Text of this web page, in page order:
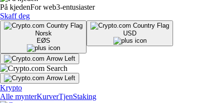
På kjedenFor web3-entusiaster
Skaff deg
Norsk
EØS
USD
Krypto
Alle mynterKurverTjenStaking